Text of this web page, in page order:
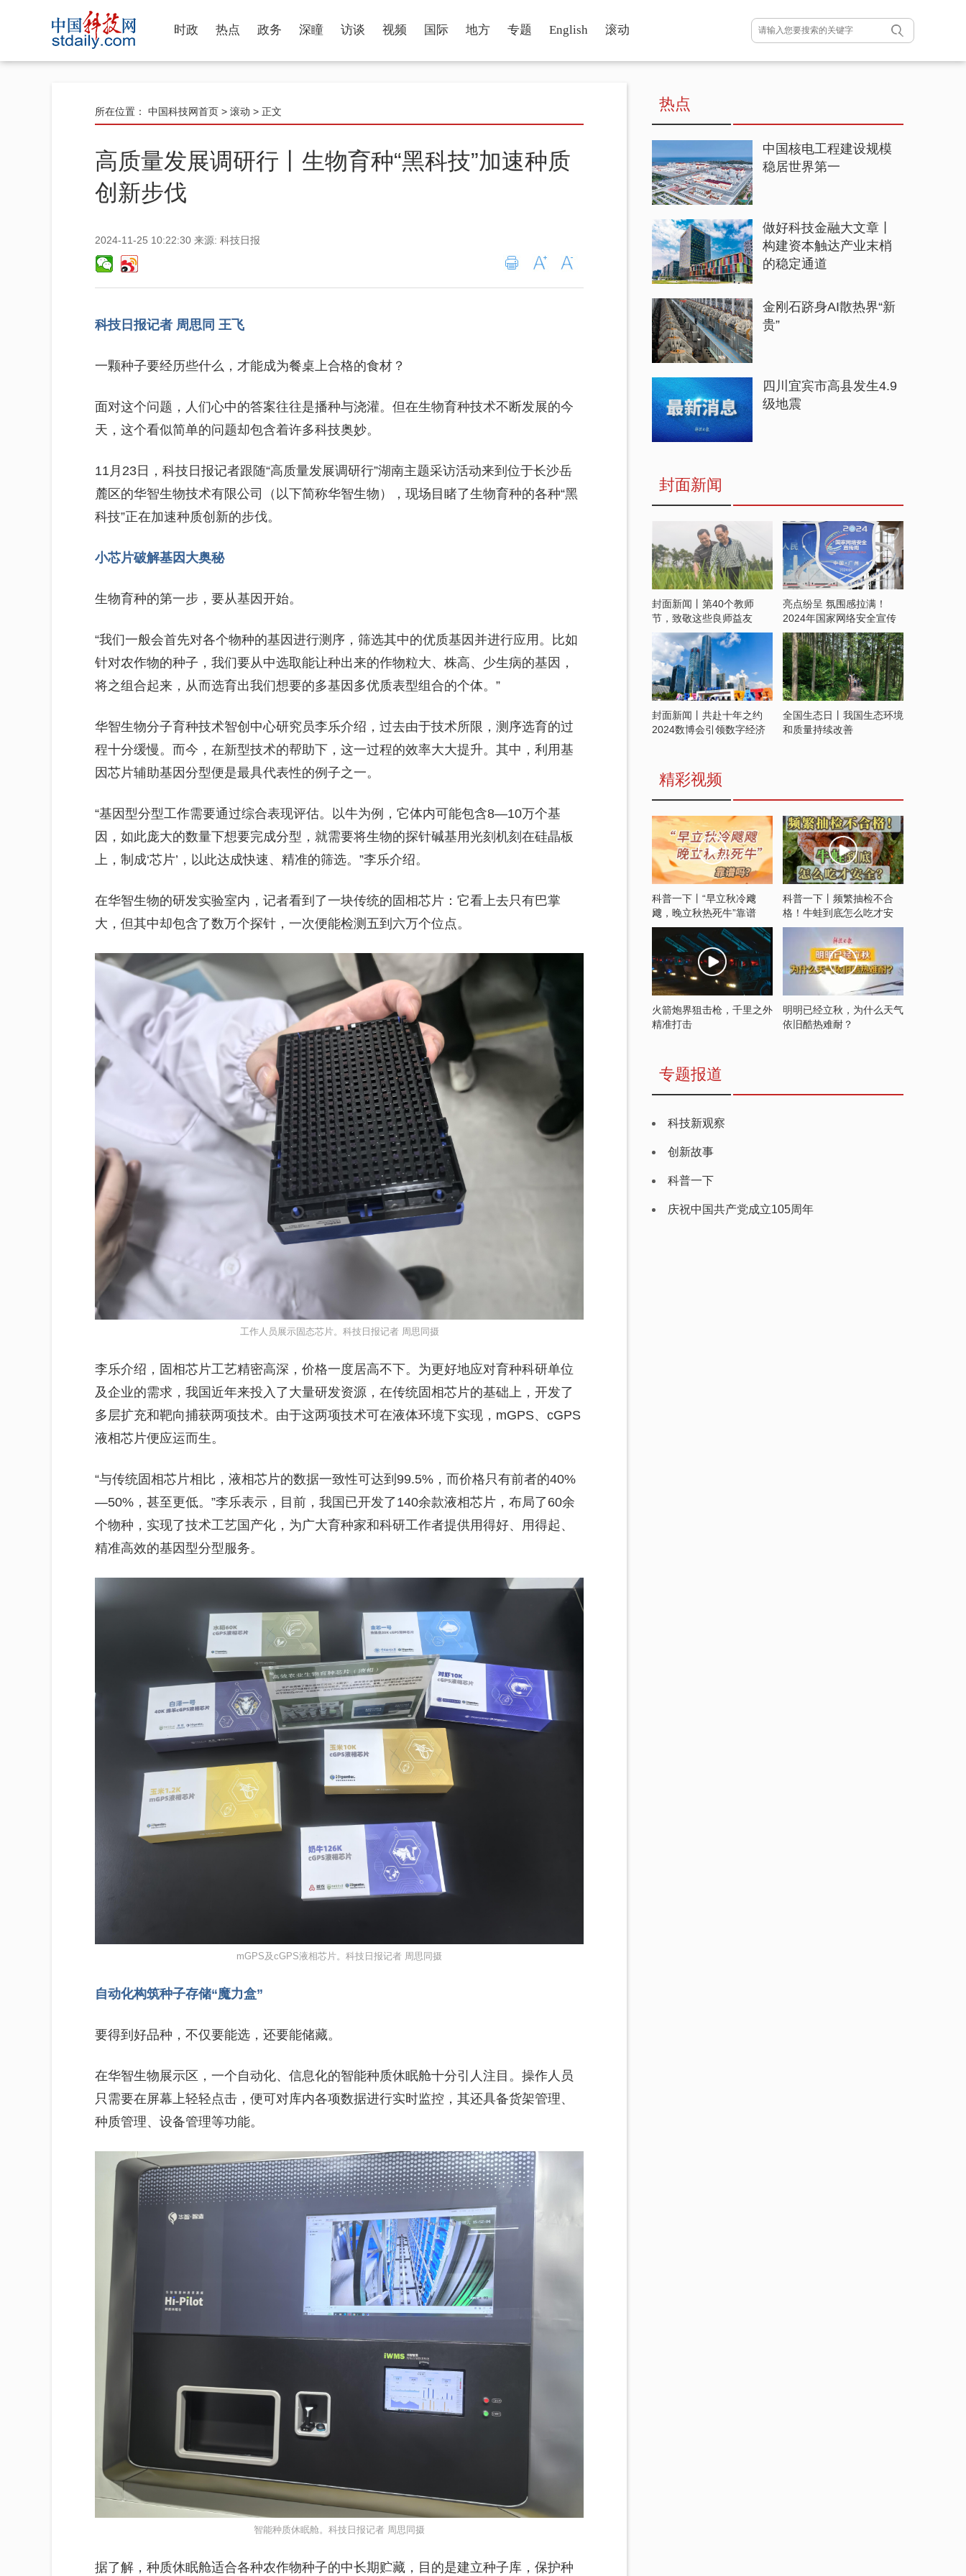
时政 热点 政务 深瞳 访谈 视频 国际 地方 专题 English 滚动
所在位置： 中国科技网首页 > 滚动 > 正文
高质量发展调研行丨生物育种“黑科技”加速种质
创新步伐
2024-11-25 10:22:30 来源: 科技日报
科技日报记者 周思同 王飞
一颗种子要经历些什么，才能成为餐桌上合格的食材？
面对这个问题，人们心中的答案往往是播种与浇灌。但在生物育种技术不断发展的今
天，这个看似简单的问题却包含着许多科技奥妙。
11月23日，科技日报记者跟随“高质量发展调研行”湖南主题采访活动来到位于长沙岳
麓区的华智生物技术有限公司（以下简称华智生物），现场目睹了生物育种的各种“黑
科技”正在加速种质创新的步伐。
小芯片破解基因大奥秘
生物育种的第一步，要从基因开始。
“我们一般会首先对各个物种的基因进行测序，筛选其中的优质基因并进行应用。比如
针对农作物的种子，我们要从中选取能让种出来的作物粒大、株高、少生病的基因，
将之组合起来，从而选育出我们想要的多基因多优质表型组合的个体。”
华智生物分子育种技术智创中心研究员李乐介绍，过去由于技术所限，测序选育的过
程十分缓慢。而今，在新型技术的帮助下，这一过程的效率大大提升。其中，利用基
因芯片辅助基因分型便是最具代表性的例子之一。
“基因型分型工作需要通过综合表现评估。以牛为例，它体内可能包含8—10万个基
因，如此庞大的数量下想要完成分型，就需要将生物的探针碱基用光刻机刻在硅晶板
上，制成‘芯片’，以此达成快速、精准的筛选。”李乐介绍。
在华智生物的研发实验室内，记者看到了一块传统的固相芯片：它看上去只有巴掌
大，但其中却包含了数万个探针，一次便能检测五到六万个位点。
工作人员展示固态芯片。科技日报记者 周思同摄
李乐介绍，固相芯片工艺精密高深，价格一度居高不下。为更好地应对育种科研单位
及企业的需求，我国近年来投入了大量研发资源，在传统固相芯片的基础上，开发了
多层扩充和靶向捕获两项技术。由于这两项技术可在液体环境下实现，mGPS、cGPS
液相芯片便应运而生。
“与传统固相芯片相比，液相芯片的数据一致性可达到99.5%，而价格只有前者的40%
—50%，甚至更低。”李乐表示，目前，我国已开发了140余款液相芯片，布局了60余
个物种，实现了技术工艺国产化，为广大育种家和科研工作者提供用得好、用得起、
精准高效的基因型分型服务。
mGPS及cGPS液相芯片。科技日报记者 周思同摄
自动化构筑种子存储“魔力盒”
要得到好品种，不仅要能选，还要能储藏。
在华智生物展示区，一个自动化、信息化的智能种质休眠舱十分引人注目。操作人员
只需要在屏幕上轻轻点击，便可对库内各项数据进行实时监控，其还具备货架管理、
种质管理、设备管理等功能。
智能种质休眠舱。科技日报记者 周思同摄
据了解，种质休眠舱适合各种农作物种子的中长期贮藏，目的是建立种子库，保护种
热点
中国核电工程建设规模
稳居世界第一
做好科技金融大文章丨
构建资本触达产业末梢
的稳定通道
金刚石跻身AI散热界“新
贵”
四川宜宾市高县发生4.9
级地震
封面新闻
封面新闻丨第40个教师
节，致敬这些良师益友
亮点纷呈 氛围感拉满！
2024年国家网络安全宣传
周开启
封面新闻丨共赴十年之约
2024数博会引领数字经济
全国生态日丨我国生态环境
和质量持续改善
精彩视频
科普一下丨“早立秋冷飕
飕，晚立秋热死牛”靠谱
吗？
科普一下丨频繁抽检不合
格！牛蛙到底怎么吃才安
全？
火箭炮界狙击枪，千里之外
精准打击
明明已经立秋，为什么天气
依旧酷热难耐？
专题报道
科技新观察
创新故事
科普一下
庆祝中国共产党成立105周年